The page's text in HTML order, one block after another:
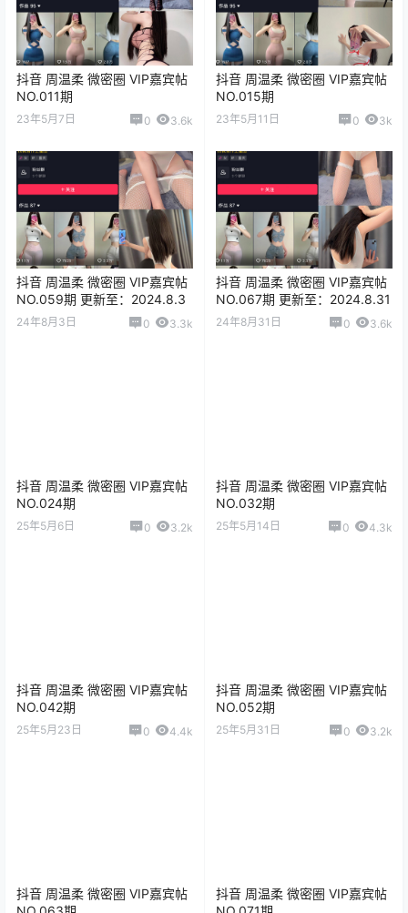
抖音 周温柔 微密圈 VIP嘉宾帖
NO.011期
23年5月7日 0 3.6k
抖音 周温柔 微密圈 VIP嘉宾帖
NO.015期
23年5月11日 0 3k
抖音 周温柔 微密圈 VIP嘉宾帖
NO.059期 更新至：2024.8.3
24年8月3日 0 3.3k
抖音 周温柔 微密圈 VIP嘉宾帖
NO.067期 更新至：2024.8.31
24年8月31日 0 3.6k
抖音 周温柔 微密圈 VIP嘉宾帖
NO.024期
25年5月6日 0 3.2k
抖音 周温柔 微密圈 VIP嘉宾帖
NO.032期
25年5月14日 0 4.3k
抖音 周温柔 微密圈 VIP嘉宾帖
NO.042期
25年5月23日 0 4.4k
抖音 周温柔 微密圈 VIP嘉宾帖
NO.052期
25年5月31日 0 3.2k
抖音 周温柔 微密圈 VIP嘉宾帖
抖音 周温柔 微密圈 VIP嘉宾帖